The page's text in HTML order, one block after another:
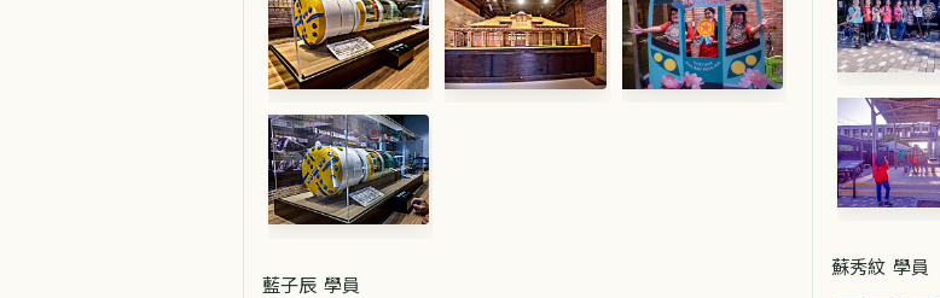
藍子辰 學員
蘇秀紋 學員